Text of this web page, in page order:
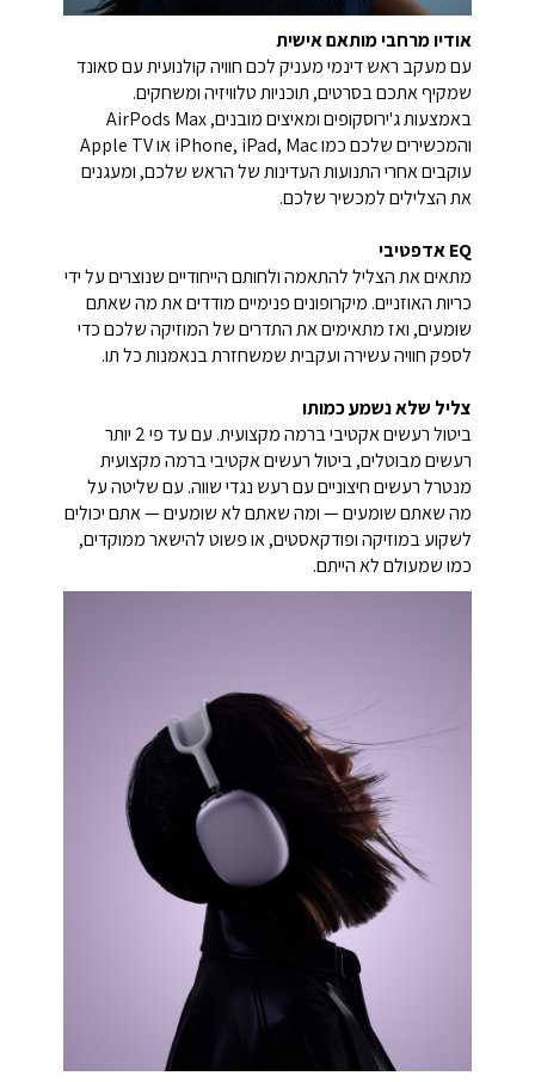
אודיו מרחבי מותאם אישית
עם מעקב ראש דינמי מעניק לכם חוויה קולנועית עם סאונד
שמקיף אתכם בסרטים, תוכניות טלוויזיה ומשחקים.
באמצעות ג'ירוסקופים ומאיצים מובנים, AirPods Max
והמכשירים שלכם כמו iPhone, iPad, Mac או Apple TV
עוקבים אחרי התנועות העדינות של הראש שלכם, ומעגנים
את הצלילים למכשיר שלכם.
EQ אדפטיבי
מתאים את הצליל להתאמה ולחותם הייחודיים שנוצרים על ידי
כריות האוזניים. מיקרופונים פנימיים מודדים את מה שאתם
שומעים, ואז מתאימים את התדרים של המוזיקה שלכם כדי
לספק חוויה עשירה ועקבית שמשחזרת בנאמנות כל תו.
צליל שלא נשמע כמותו
ביטול רעשים אקטיבי ברמה מקצועית. עם עד פי 2 יותר
רעשים מבוטלים, ביטול רעשים אקטיבי ברמה מקצועית
מנטרל רעשים חיצוניים עם רעש נגדי שווה. עם שליטה על
מה שאתם שומעים — ומה שאתם לא שומעים — אתם יכולים
לשקוע במוזיקה ופודקאסטים, או פשוט להישאר ממוקדים,
כמו שמעולם לא הייתם.